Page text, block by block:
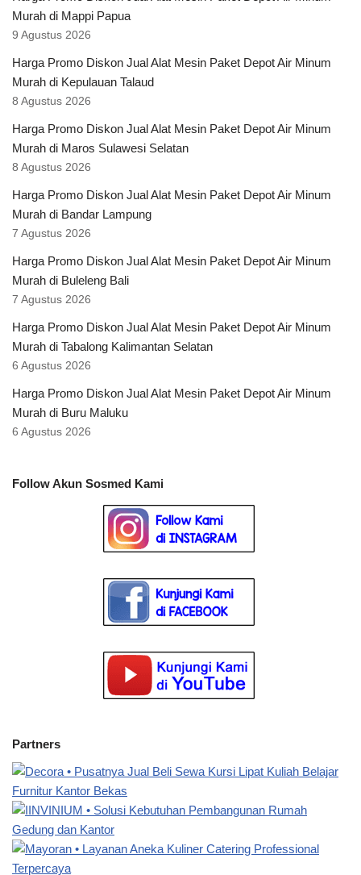
Murah di Mappi Papua
9 Agustus 2026
Harga Promo Diskon Jual Alat Mesin Paket Depot Air Minum
Murah di Kepulauan Talaud
8 Agustus 2026
Harga Promo Diskon Jual Alat Mesin Paket Depot Air Minum
Murah di Maros Sulawesi Selatan
8 Agustus 2026
Harga Promo Diskon Jual Alat Mesin Paket Depot Air Minum
Murah di Bandar Lampung
7 Agustus 2026
Harga Promo Diskon Jual Alat Mesin Paket Depot Air Minum
Murah di Buleleng Bali
7 Agustus 2026
Harga Promo Diskon Jual Alat Mesin Paket Depot Air Minum
Murah di Tabalong Kalimantan Selatan
6 Agustus 2026
Harga Promo Diskon Jual Alat Mesin Paket Depot Air Minum
Murah di Buru Maluku
6 Agustus 2026
Follow Akun Sosmed Kami
Partners